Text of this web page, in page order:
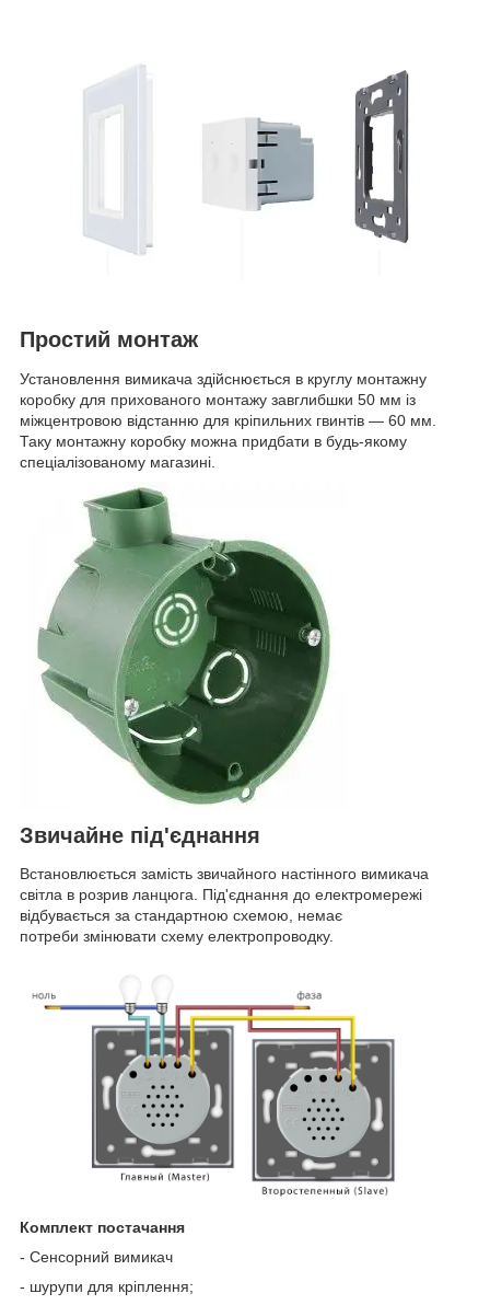
Простий монтаж
Установлення вимикача здійснюється в круглу монтажну
коробку для прихованого монтажу завглибшки 50 мм із
міжцентровою відстанню для кріпильних гвинтів — 60 мм.
Таку монтажну коробку можна придбати в будь-якому
спеціалізованому магазині.
Звичайне під'єднання
Встановлюється замість звичайного настінного вимикача
світла в розрив ланцюга. Під'єднання до електромережі
відбувається за стандартною схемою, немає
потреби змінювати схему електропроводку.
Комплект постачання
- Сенсорний вимикач
- шурупи для кріплення;